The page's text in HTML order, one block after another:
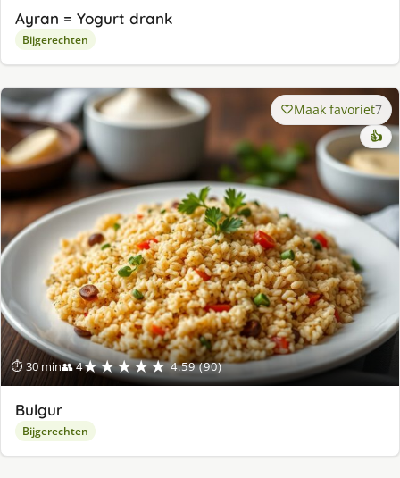
Ayran = Yogurt drank
Bijgerechten
⏱ 30 min👥 4★★★★★ 4.59 (90)
Maak favoriet7
👍
Bulgur
Bijgerechten